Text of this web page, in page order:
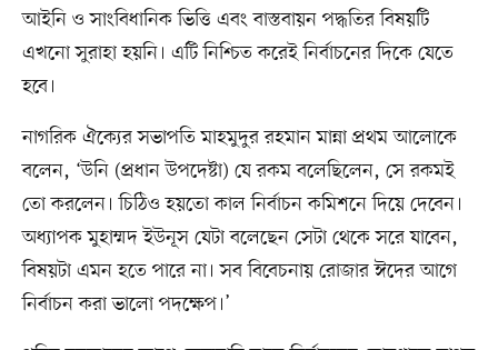
আইনি ও সাংবিধানিক ভিত্তি এবং বাস্তবায়ন পদ্ধতির বিষয়টি
এখনো সুরাহা হয়নি। এটি নিশ্চিত করেই নির্বাচনের দিকে যেতে
হবে।
নাগরিক ঐক্যের সভাপতি মাহমুদুর রহমান মান্না প্রথম আলোকে
বলেন, ‘উনি (প্রধান উপদেষ্টা) যে রকম বলেছিলেন, সে রকমই
তো করলেন। চিঠিও হয়তো কাল নির্বাচন কমিশনে দিয়ে দেবেন।
অধ্যাপক মুহাম্মদ ইউনূস যেটা বলেছেন সেটা থেকে সরে যাবেন,
বিষয়টা এমন হতে পারে না। সব বিবেচনায় রোজার ঈদের আগে
নির্বাচন করা ভালো পদক্ষেপ।’